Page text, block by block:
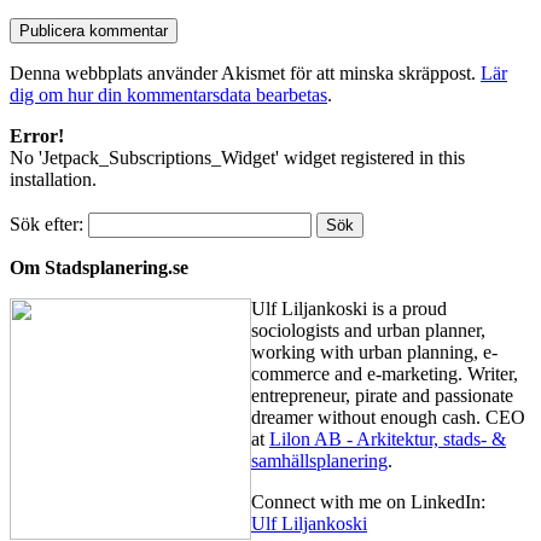
Denna webbplats använder Akismet för att minska skräppost. Lär
dig om hur din kommentarsdata bearbetas.
Error!
No 'Jetpack_Subscriptions_Widget' widget registered in this
installation.
Sök efter:
Om Stadsplanering.se
Ulf Liljankoski is a proud
sociologists and urban planner,
working with urban planning, e-
commerce and e-marketing. Writer,
entrepreneur, pirate and passionate
dreamer without enough cash. CEO
at Lilon AB - Arkitektur, stads- &
samhällsplanering.
Connect with me on LinkedIn:
Ulf Liljankoski